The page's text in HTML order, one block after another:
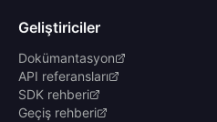
Geliştiriciler
Dokümantasyon
API referansları
SDK rehberi
Geçiş rehberi